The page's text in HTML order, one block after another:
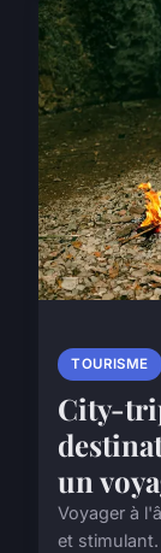
TOURISME
City-
un
Voyager à
et